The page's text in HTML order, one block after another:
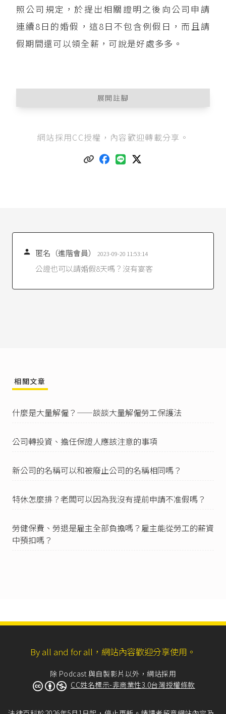
照公司規定，於提出相關證明之後向公司申請
連續8日的婚假，這8日不包含例假日，而且請
假期間還可以領全薪，可說是好處多多。
展開註腳
他正當事由得請假；請假應給之假期及事假以外
畢。」
公務人員請假規則第3條第1項第3款：「公務人員
之請假，依下列規定：……三、因結婚者，給婚
內政部（74）台內勞字第321282號函
8）：「勞工婚假以一次給足為原則。至喪假，勞
勞動部勞動條3字第1040130270號令
（2015/10/
婚者給予婚假八日，工資照給。』前開婚假應自
給予婚假八日，工資照給。』勞工離婚後再婚，
網站採用CC授權，內容歡迎轉載分享。
 匿名（進階會員） 2023-09-20 11:53:14
公證也可以請婚假8天嗎？沒有宴客
相關文章
什麼是大量解僱？——談談大量解僱勞工保護法
公司轉投資、擔任保證人應該注意的事項
新公司的名稱可以和被廢止公司的名稱相同嗎？
特休怎麼排？老闆可以因為我沒有提前申請不准假嗎？
勞健保費、勞退是雇主全部負擔嗎？雇主能從勞工的薪資
中預扣嗎？
By all and for all，網站內容歡迎分享使用。
除 Podcast 與自製影片以外，網站採用
CC姓名標示-非商業性3.0台灣授權條款